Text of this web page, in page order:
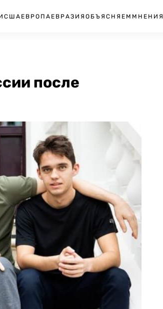
США ЕВРОПА ЕВРАЗИЯ ОБЪЯСНЯЕМ МНЕНИЯ
после